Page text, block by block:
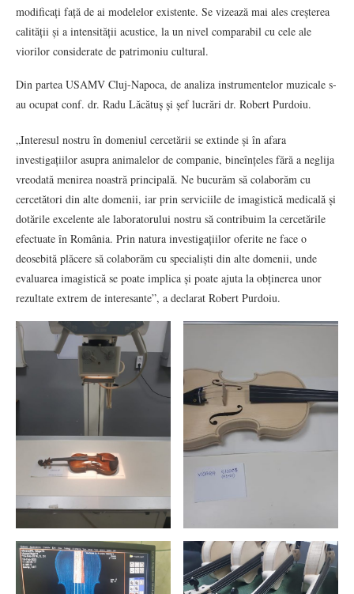
modificați față de ai modelelor existente. Se vizează mai ales creșterea
calității și a intensității acustice, la un nivel comparabil cu cele ale
viorilor considerate de patrimoniu cultural.
Din partea USAMV Cluj-Napoca, de analiza instrumentelor muzicale s-
au ocupat conf. dr. Radu Lăcătuș și șef lucrări dr. Robert Purdoiu.
„Interesul nostru în domeniul cercetării se extinde și în afara
investigațiilor asupra animalelor de companie, bineînțeles fără a neglija
vreodată menirea noastră principală. Ne bucurăm să colaborăm cu
cercetători din alte domenii, iar prin serviciile de imagistică medicală și
dotările excelente ale laboratorului nostru să contribuim la cercetările
efectuate în România. Prin natura investigațiilor oferite ne face o
deosebită plăcere să colaborăm cu specialiști din alte domenii, unde
evaluarea imagistică se poate implica și poate ajuta la obținerea unor
rezultate extrem de interesante”, a declarat Robert Purdoiu.